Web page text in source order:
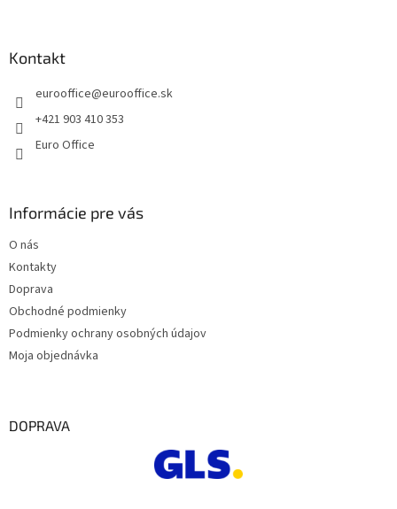
Kontakt
eurooffice@eurooffice.sk
+421 903 410 353
Euro Office
Informácie pre vás
O nás
Kontakty
Doprava
Obchodné podmienky
Podmienky ochrany osobných údajov
Moja objednávka
DOPRAVA